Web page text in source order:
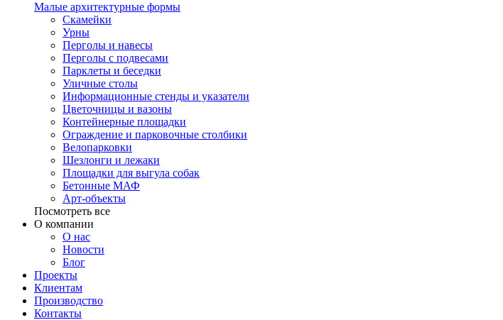
Малые архитектурные формы
Скамейки
Урны
Перголы и навесы
Перголы с подвесами
Парклеты и беседки
Уличные столы
Информационные стенды и указатели
Цветочницы и вазоны
Контейнерные площадки
Ограждение и парковочные столбики
Велопарковки
Шезлонги и лежаки
Площадки для выгула собак
Бетонные МАФ
Арт-объекты
Посмотреть все
О компании
О нас
Новости
Блог
Проекты
Клиентам
Производство
Контакты